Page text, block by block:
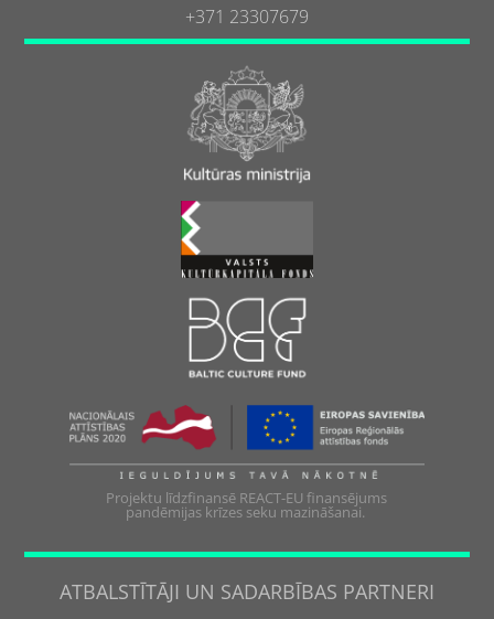
+371 23307679
Projektu līdzfinansē REACT-EU finansējums
pandēmijas krīzes seku mazināšanai.
ATBALSTĪTĀJI UN SADARBĪBAS PARTNERI